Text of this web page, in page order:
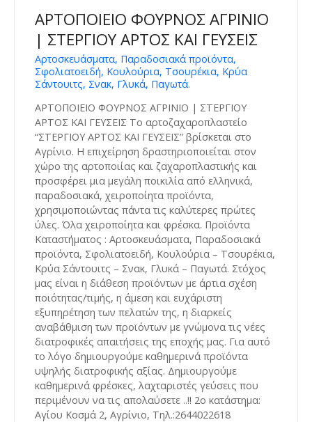
ΑΡΤΟΠΟΙΕΙΟ ΦΟΥΡΝΟΣ ΑΓΡΙΝΙΟ
| ΣΤΕΡΓΙΟΥ ΑΡΤΟΣ ΚΑΙ ΓΕΥΣΕΙΣ
Αρτοσκευάσματα, Παραδοσιακά προϊόντα,
Σφολιατοειδή, Κουλούρια, Τσουρέκια, Κρύα
Σάντουιτς, Σνακ, Γλυκά, Παγωτά.
ΑΡΤΟΠΟΙΕΙΟ ΦΟΥΡΝΟΣ ΑΓΡΙΝΙΟ | ΣΤΕΡΓΙΟΥ
ΑΡΤΟΣ ΚΑΙ ΓΕΥΣΕΙΣ Το αρτοζαχαροπλαστείο
“ΣΤΕΡΓΙΟΥ ΑΡΤΟΣ ΚΑΙ ΓΕΥΣΕΙΣ” βρίσκεται στο
Αγρίνιο. Η επιχείρηση δραστηριοποιείται στον
χώρο της αρτοποιίας και ζαχαροπλαστικής και
προσφέρει μια μεγάλη ποικιλία από ελληνικά,
παραδοσιακά, χειροποίητα προϊόντα,
χρησιμοποιώντας πάντα τις καλύτερες πρώτες
ύλες. Όλα χειροποίητα και φρέσκα. Προϊόντα
Καταστήματος : Αρτοσκευάσματα, Παραδοσιακά
προϊόντα, Σφολιατοειδή, Κουλούρια – Τσουρέκια,
Κρύα Σάντουιτς – Σνακ, Γλυκά – Παγωτά. Στόχος
μας είναι η διάθεση προϊόντων με άρτια σχέση
ποιότητας/τιμής, η άμεση και ευχάριστη
εξυπηρέτηση των πελατών της, η διαρκείς
αναβάθμιση των προϊόντων με γνώμονα τις νέες
διατροφικές απαιτήσεις της εποχής μας. Για αυτό
το λόγο δημιουργούμε καθημερινά προϊόντα
υψηλής διατροφικής αξίας. Δημιουργούμε
καθημερινά φρέσκες, λαχταριστές γεύσεις που
περιμένουν να τις απολαύσετε ..!! 2ο κατάστημα:
Αγίου Κοσμά 2, Αγρίνιο, Τηλ.:2644022618